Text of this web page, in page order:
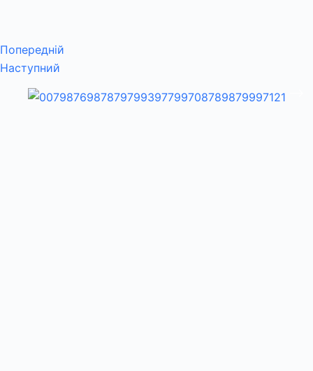
Попередній
Наступний